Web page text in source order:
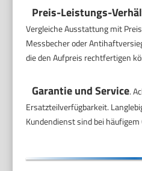
Preis-Leistungs-
Vergleiche Ausstattung mit
Messbecher oder
die den Aufpreis rechtfertigen
Garantie und Service.
Ersatzteilverfügbarkeit.
Kundendienst sind bei